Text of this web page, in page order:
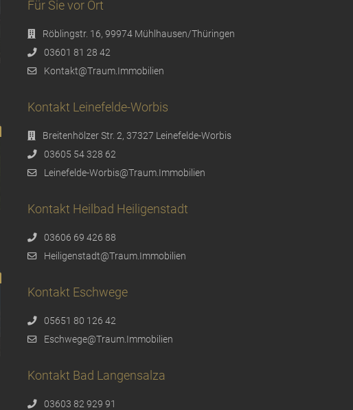
Für Sie vor Ort
Röblingstr. 16, 99974 Mühlhausen/Thüringen
03601 81 28 42
Kontakt@Traum.Immobilien
Kontakt Leinefelde-Worbis
Breitenhölzer Str. 2, 37327 Leinefelde-Worbis
03605 54 328 62
Leinefelde-Worbis@Traum.Immobilien
Kontakt Heilbad Heiligenstadt
03606 69 426 88
Heiligenstadt@Traum.Immobilien
Kontakt Eschwege
05651 80 126 42
Eschwege@Traum.Immobilien
Kontakt Bad Langensalza
03603 82 929 91